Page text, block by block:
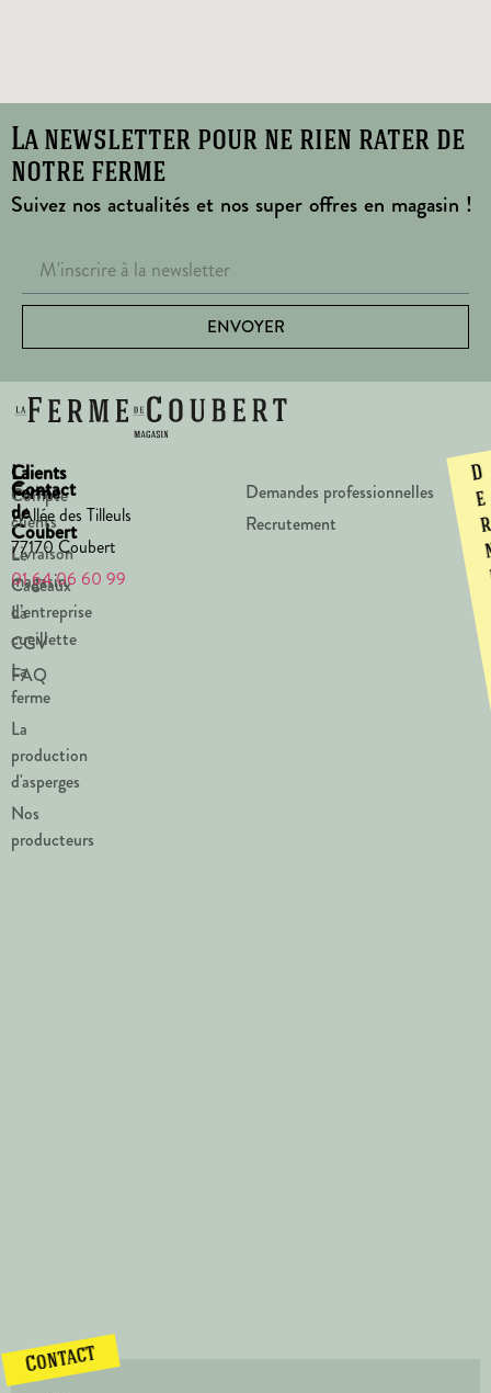
La newsletter pour ne rien rater de
notre ferme
Suivez nos actualités et nos super offres en magasin !
ENVOYER
La
Ferme
de
Coubert
Le
magasin
La
cueillette
La
ferme
La
production
d'asperges
Nos
producteurs
Clients
Compte
clients
Livraison
Cadeaux
d’entreprise
CGV
FAQ
Contact
1 Allée des Tilleuls
77170 Coubert
01 64 06 60 99
Demandes professionnelles
Recrutement
D
e
Contact